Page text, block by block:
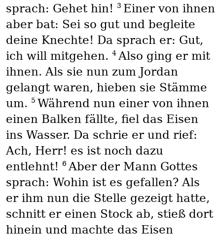
sprach: Gehet hin!
3 Einer von ihnen
aber bat: Sei so gut und begleite
deine Knechte! Da sprach er: Gut,
ich will mitgehen. 4 Also ging er mit
ihnen. Als sie nun zum Jordan
gelangt waren, hieben sie Stämme
um. 5 Während nun einer von ihnen
einen Balken fällte, fiel das Eisen
ins Wasser. Da schrie er und rief:
Ach, Herr! es ist noch dazu
entlehnt!
6 Aber der Mann Gottes
sprach: Wohin ist es gefallen? Als
er ihm nun die Stelle gezeigt hatte,
schnitt er einen Stock ab, stieß dort
hinein und machte das Eisen